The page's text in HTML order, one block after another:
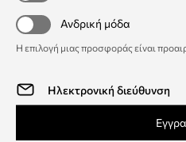
Ανδρική μόδα
Η επιλογή μιας προσφοράς είναι